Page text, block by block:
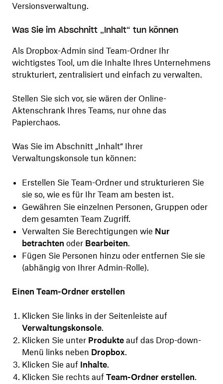
Versionsverwaltung.
Was Sie im Abschnitt „Inhalt“ tun können
Als Dropbox-Admin sind Team-Ordner Ihr
wichtigstes Tool, um die Inhalte Ihres Unternehmens
strukturiert, zentralisiert und einfach zu verwalten.
Stellen Sie sich vor, sie wären der Online-
Aktenschrank Ihres Teams, nur ohne das
Papierchaos.
Was Sie im Abschnitt „Inhalt“ Ihrer
Verwaltungskonsole tun können:
Erstellen Sie Team-Ordner und strukturieren Sie
sie so, wie es für Ihr Team am besten ist.
Gewähren Sie einzelnen Personen, Gruppen oder
dem gesamten Team Zugriff.
Verwalten Sie Berechtigungen wie Nur
betrachten oder Bearbeiten.
Fügen Sie Personen hinzu oder entfernen Sie sie
(abhängig von Ihrer Admin-Rolle).
Einen Team-Ordner erstellen
Klicken Sie links in der Seitenleiste auf
Verwaltungskonsole.
Klicken Sie unter Produkteauf das Drop-down-
Menü links neben Dropbox.
Klicken Sie auf Inhalte.
Klicken Sie rechts auf Team-Ordner erstellen.